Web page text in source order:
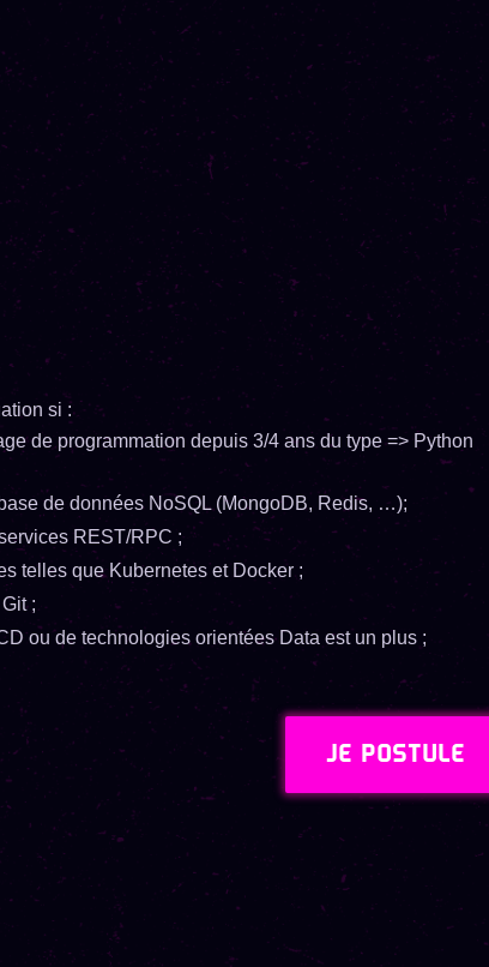
si :
de programmation depuis 3/4 ans du type => Python
de données NoSQL (MongoDB, Redis, …);
REST/RPC ;
telles que Kubernetes et Docker ;
;
ou de technologies orientées Data est un plus ;
JE POSTULE